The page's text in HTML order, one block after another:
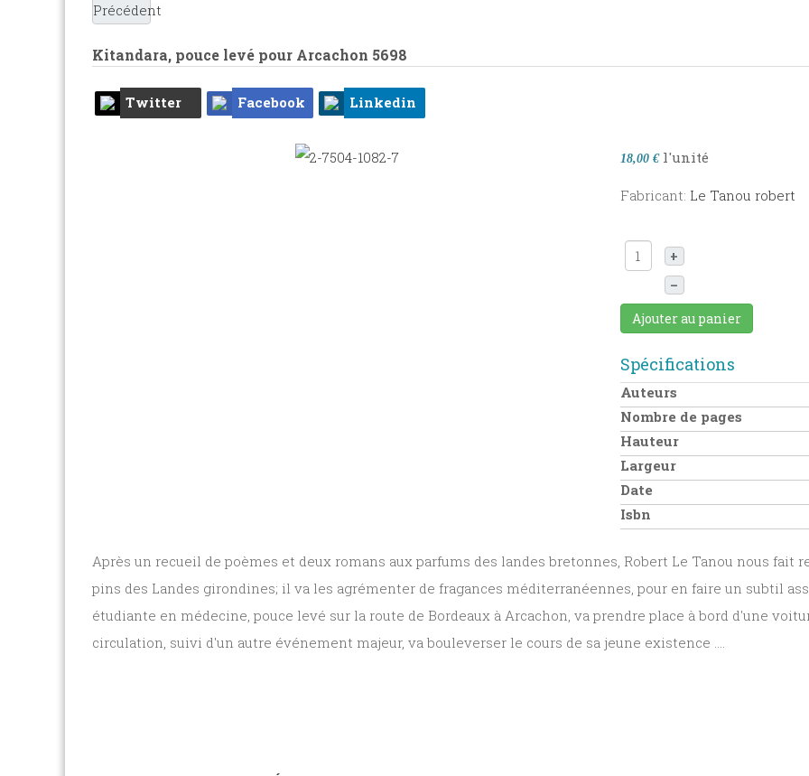
Précédent
Kitandara, pouce levé pour Arcachon 5698
Twitter Facebook Linkedin
18,00 € l'unité
Fabricant: Le Tanou robert
+
–
Ajouter au panier
Spécifications
Auteurs
Nombre de pages
Hauteur
Largeur
Date
Isbn
Après un recueil de poèmes et deux romans aux parfums des landes bretonnes, Robert Le Tanou nous fait
pins des Landes girondines; il va les agrémenter de fragances méditerranéennes, pour en faire un subtil
étudiante en médecine, pouce levé sur la route de Bordeaux à Arcachon, va prendre place à bord d'une
circulation, suivi d'un autre événement majeur, va bouleverser le cours de sa jeune existence ....